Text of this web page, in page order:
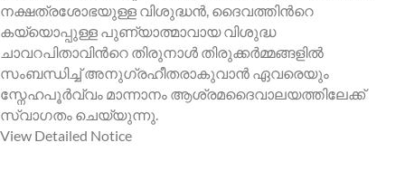
നക്ഷത്രശോഭയുള്ള വിശുദ്ധന്‍, ദൈവത്തിന്‍റെ
കയ്യൊപ്പുള്ള പുണ്യാത്മാവായ വിശുദ്ധ
ചാവറപിതാവിന്‍റെ തിരുനാള്‍ തിരുക്കര്‍മ്മങ്ങളില്‍
സംബന്ധിച്ച് അനുഗ്രഹീതരാകുവാന്‍ ഏവരെയും
സ്നേഹപൂര്‍വ്വം മാന്നാനം ആശ്രമദൈവാലയത്തിലേക്ക്
സ്വാഗതം ചെയ്യുന്നു.
View Detailed Notice